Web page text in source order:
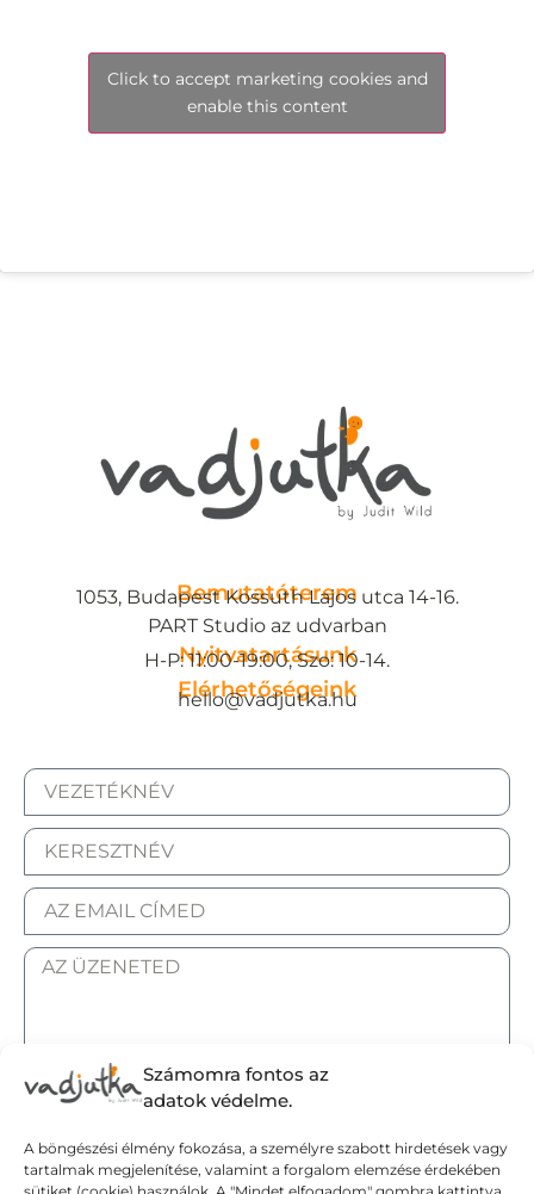
Számomra fontos az
adatok védelme.
A böngészési élmény fokozása, a személyre szabott hirdetések vagy
tartalmak megjelenítése, valamint a forgalom elemzése érdekében
Click to accept marketing cookies and
enable this content
Bemutatóterem
1053, Budapest Kossuth Lajos utca 14-16.
PART Studio az udvarban
Nyitvatartásunk
H-P: 11:00-19:00, Szo: 10-14.
Elérhetőségeink
hello@vadjutka.hu
ELFOGADOM AZ ADATKEZELÉSI TÁJÉKOZTATÓT.
Elküldöm